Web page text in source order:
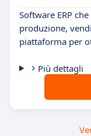
Software ERP
produzione,
piattaforma per
Più dettagli